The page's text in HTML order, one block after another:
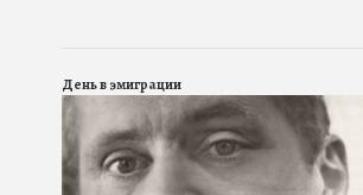
День в эмиграции